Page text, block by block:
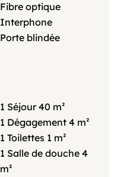
Fibre optique
Interphone
Porte blindée
1 Séjour40 m²
1 Dégagement 4 m²
1 Toilettes 1 m²
1 Salle de douche 4
m²